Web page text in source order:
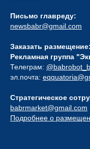
Письмо главреду:
newsbabr@gmail.com
Заказать размещение:
Рекламная группа
Телеграм:
эл.почта:
Стратегическое
babrmarket@gmail.com
Подробнее о